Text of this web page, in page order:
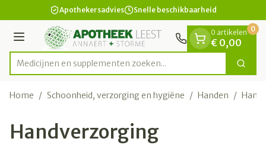
Ga naar de inhoudApothekersadvies Snelle beschikbaarheid
Menu
Product, merk, categorie...
Medicijnen en supplementen zoeken... Zoek
0 artikelen
€ 0,00
0
Home / Schoonheid, verzorging en hygiëne / Handen /
Handverzorging